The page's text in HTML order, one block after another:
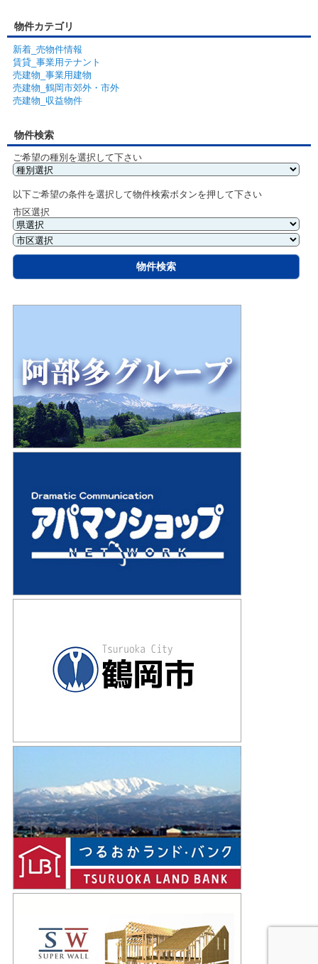
物件カテゴリ
新着_売物件情報
賃貸_事業用テナント
売建物_事業用建物
売建物_鶴岡市郊外・市外
売建物_収益物件
物件検索
ご希望の種別を選択して下さい
以下ご希望の条件を選択して物件検索ボタンを押して下さい
市区選択